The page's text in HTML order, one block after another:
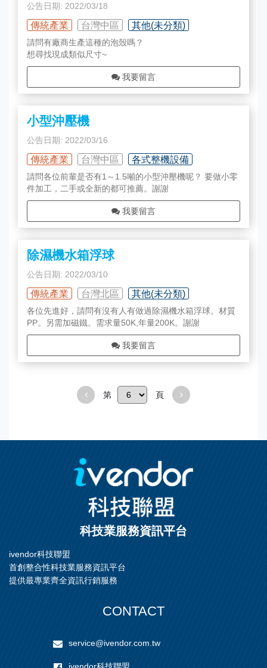
公告日期: 2022/03/18
傳統產業 台灣中區 其他(未分類)
請問有廠商生產這種的泡殼嗎？
想尋找現成類似尺寸~
我要留言
小型沖壓機
公告日期: 2022/03/16
傳統產業 台灣中區 各式整機設備
請問各位前輩是否有1～1.5噸的小型沖壓機呢？ 要做小零
件加工，二手或全新的都可推薦。謝謝
我要留言
除濕機水箱浮球
公告日期: 2022/03/10
傳統產業 台灣北區 其他(未分類)
各位先進好，請問有沒有人有做過除濕機水箱浮球。材質
PP。另需加磁鐵。需求量50K,年量200K。謝謝
我要留言
第 頁
科技業服務資訊平台
ivendor科技聯盟
首創整合性科技業服務資訊平台
提供最專業齊全資訊行銷服務
CONTACT
service@ivendor.com.tw